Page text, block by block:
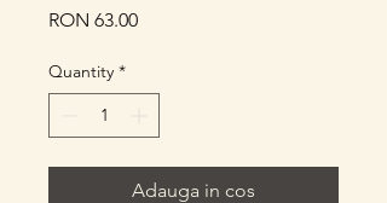
RON 63.00Price
Quantity *
Adauga in cos